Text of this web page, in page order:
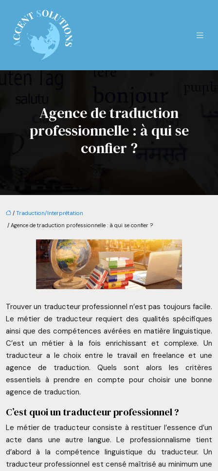
Agence de traduction
professionnelle : à qui se
confier ?
/ Traduction/Interprétation
/ Agence de traduction professionnelle : à qui se confier ?
Trouver un traducteur professionnel n’est pas toujours facile.
Le métier de traducteur requiert des qualités spécifiques
ainsi que des compétences avérées en matière linguistique.
C’est un métier à la fois enrichissant et complexe. Un
traducteur a le choix entre le travail en freelance et une
agence de traduction. Quels sont alors les critères
essentiels à prendre en compte pour choisir une bonne
agence de traduction.
C’est quoi un traducteur professionnel ?
Le métier de traducteur consiste à restituer l’essence d’un
acte dans une autre langue. Le professionnalisme tient
d’abord à la compétence linguistique du traducteur. Un
traducteur professionnel est censé maîtrisé au minimum une